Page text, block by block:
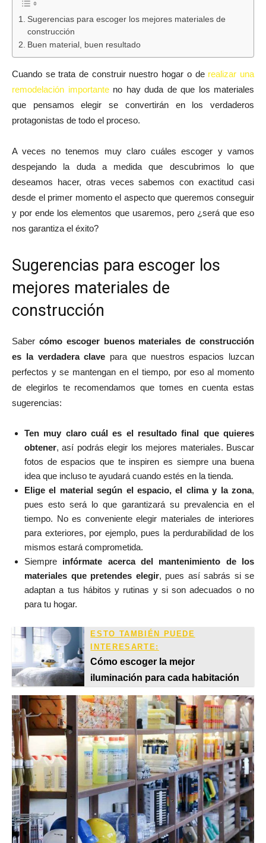
Sugerencias para escoger los mejores materiales de
construcción
Buen material, buen resultado
Cuando se trata de construir nuestro hogar o de realizar una
remodelación importanteno hay duda de que los materiales
que pensamos elegir se convertirán en los verdaderos
protagonistas de todo el proceso.
A veces no tenemos muy claro cuáles escoger y vamos
despejando la duda a medida que descubrimos lo que
deseamos hacer, otras veces sabemos con exactitud casi
desde el primer momento el aspecto que queremos conseguir
y por ende los elementos que usaremos, pero ¿será que eso
nos garantiza el éxito?
Sugerencias para escoger los
mejores materiales de
construcción
Saber cómo escoger buenos materiales de construcción
es la verdadera clave para que nuestros espacios luzcan
perfectos y se mantengan en el tiempo, por eso al momento
de elegirlos te recomendamos que tomes en cuenta estas
sugerencias:
Ten muy claro cuál es el resultado final que quieres
obtener, así podrás elegir los mejores materiales. Buscar
fotos de espacios que te inspiren es siempre una buena
idea que incluso te ayudará cuando estés en la tienda.
Elige el material según el espacio, el clima y la zona,
pues esto será lo que garantizará su prevalencia en el
tiempo. No es conveniente elegir materiales de interiores
para exteriores, por ejemplo, pues la perdurabilidad de los
mismos estará comprometida.
Siempre infórmate acerca del mantenimiento de los
materiales que pretendes elegir, pues así sabrás si se
adaptan a tus hábitos y rutinas y si son adecuados o no
para tu hogar.
ESTO TAMBIÉN PUEDE
INTERESARTE:
Cómo escoger la mejor
iluminación para cada habitación